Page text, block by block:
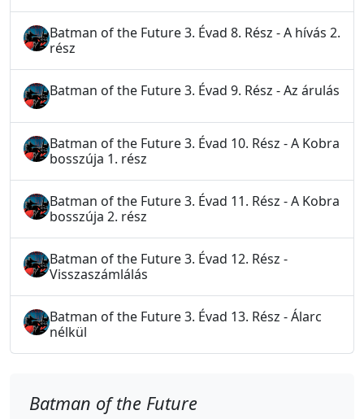
Batman of the Future 3. Évad 8. Rész - A hívás 2.
rész
Batman of the Future 3. Évad 9. Rész - Az árulás
Batman of the Future 3. Évad 10. Rész - A Kobra
bosszúja 1. rész
Batman of the Future 3. Évad 11. Rész - A Kobra
bosszúja 2. rész
Batman of the Future 3. Évad 12. Rész -
Visszaszámlálás
Batman of the Future 3. Évad 13. Rész - Álarc
nélkül
Batman of the Future